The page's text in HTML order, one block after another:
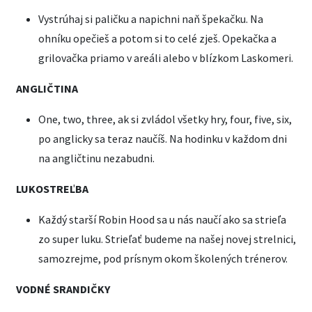
Vystrúhaj si paličku a napichni naň špekačku. Na
ohníku opečieš a potom si to celé zješ. Opekačka a
grilovačka priamo v areáli alebo v blízkom Laskomeri.
ANGLIČTINA
One, two, three, ak si zvládol všetky hry, four, five, six,
po anglicky sa teraz naučíš. Na hodinku v každom dni
na angličtinu nezabudni.
LUKOSTREĽBA
Každý starší Robin Hood sa u nás naučí ako sa strieľa
zo super luku. Strieľať budeme na našej novej strelnici,
samozrejme, pod prísnym okom školených trénerov.
VODNÉ SRANDIČKY